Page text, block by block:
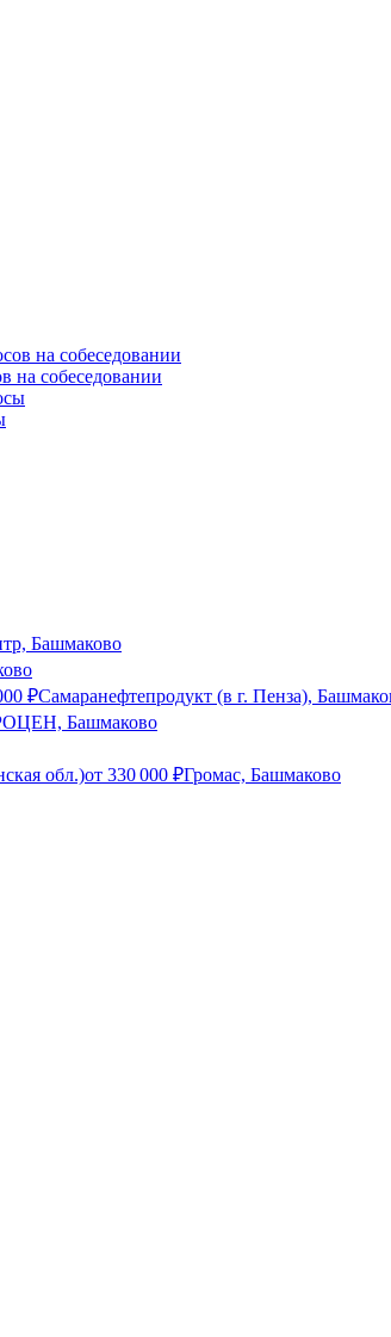
на собеседовании
Башмаково
₽Самаранефтепродукт (в г. Пенза),
Башмаково
обл.)от 330 000 ₽Громас, Башмаково